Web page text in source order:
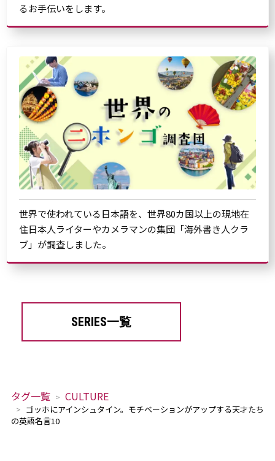
るお手伝いをします。
世界で使われている日本語を、世界80カ国以上の現地在
住日本人ライターやカメラマンの集団「海外書き人クラ
ブ」が調査しました。
SERIES一覧
タグ一覧 CULTURE
ゴッホにアインシュタイン。モチベーションがアップする天才たち
の英語名言10